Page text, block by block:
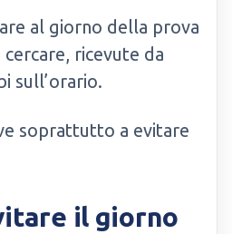
al giorno della prova
ricevute da
sull’orario.
soprattutto a evitare
il giorno